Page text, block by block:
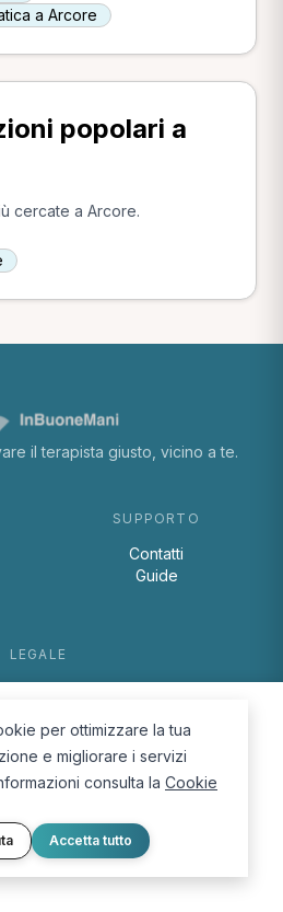
a Arcore
popolari a
cercate a Arcore.
il terapista giusto, vicino a te.
SUPPORTO
Contatti
Guide
LEGALE
Policy
S.r.l. — InBuoneMani
per ottimizzare la tua
e migliorare i servizi
consulta la Cookie
Accetta tutto